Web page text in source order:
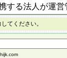
する法人が運
）上に本サー
査に回答する
その他の利用を
、それぞれの目
てください。